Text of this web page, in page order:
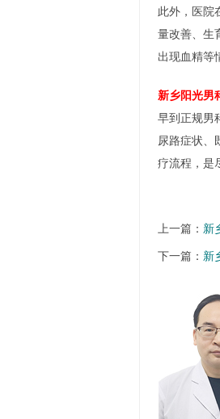
此外，医院
量改善、生
出现血精等
新乡阳光男
早到正规男
尿路症状、
疗流程，是
上一篇： 新
下一篇： 新